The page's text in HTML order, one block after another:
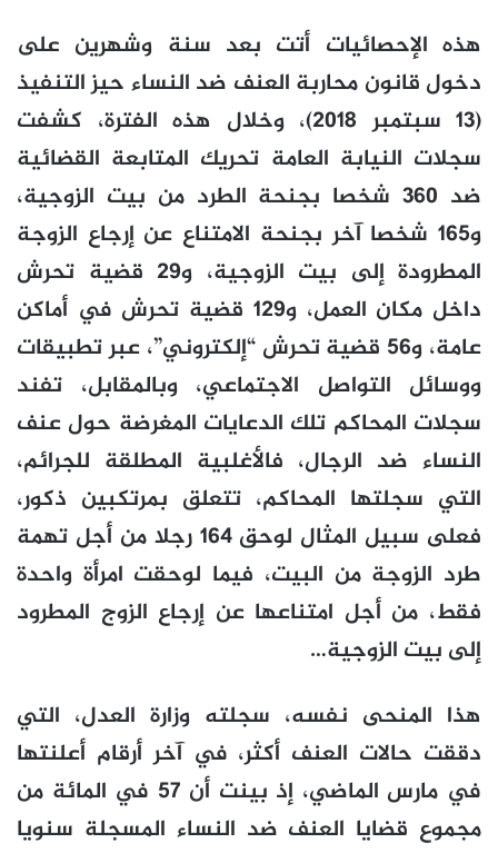
هذه الإحصائيات أتت بعد سنة وشهرين على
دخول قانون محاربة العنف ضد النساء حيز التنفيذ
(13 سبتمبر 2018)، وخلال هذه الفترة، كشفت
سجلات النيابة العامة تحريك المتابعة القضائية
ضد 360 شخصا بجنحة الطرد من بيت الزوجية،
و165 شخصا آخر بجنحة الامتناع عن إرجاع الزوجة
المطرودة إلى بيت الزوجية، و29 قضية تحرش
داخل مكان العمل، و129 قضية تحرش في أماكن
عامة، و56 قضية تحرش “إلكتروني”، عبر تطبيقات
ووسائل التواصل الاجتماعي، وبالمقابل، تفند
سجلات المحاكم تلك الدعايات المغرضة حول عنف
النساء ضد الرجال، فالأغلبية المطلقة للجرائم،
التي سجلتها المحاكم، تتعلق بمرتكبين ذكور،
فعلى سبيل المثال لوحق 164 رجلا من أجل تهمة
طرد الزوجة من البيت، فيما لوحقت امرأة واحدة
فقط، من أجل امتناعها عن إرجاع الزوج المطرود
إلى بيت الزوجية…
هذا المنحى نفسه، سجلته وزارة العدل، التي
دققت حالات العنف أكثر، في آخر أرقام أعلنتها
في مارس الماضي، إذ بينت أن 57 في المائة من
مجموع قضايا العنف ضد النساء المسجلة سنويا